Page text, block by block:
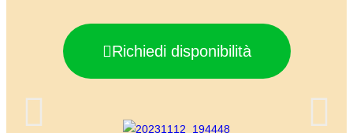
Richiedi disponibilità